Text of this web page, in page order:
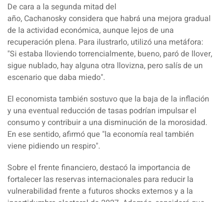
De cara a la segunda mitad del
año, Cachanosky considera que habrá una mejora gradual
de la actividad económica, aunque lejos de una
recuperación plena. Para ilustrarlo, utilizó una metáfora:
"Si estaba lloviendo torrencialmente, bueno, paró de llover,
sigue nublado, hay alguna otra llovizna, pero salís de un
escenario que daba miedo".
El economista también sostuvo que la baja de la inflación
y una eventual reducción de tasas podrían impulsar el
consumo y contribuir a una disminución de la morosidad.
En ese sentido, afirmó que "la economía real también
viene pidiendo un respiro".
Sobre el frente financiero, destacó la importancia de
fortalecer las reservas internacionales para reducir la
vulnerabilidad frente a futuros shocks externos y a la